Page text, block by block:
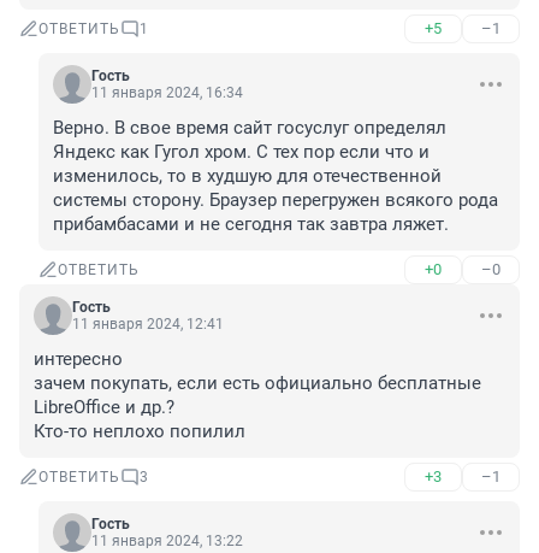
ОТВЕТИТЬ 1 +5 –1
Гость
11 января 2024, 16:34
Верно. В свое время сайт госуслуг определял
Яндекс как Гугол хром. С тех пор если что и
изменилось, то в худшую для отечественной
системы сторону. Браузер перегружен всякого рода
прибамбасами и не сегодня так завтра ляжет.
ОТВЕТИТЬ +0 –0
Гость
11 января 2024, 12:41
интересно
зачем покупать, если есть официально бесплатные
LibreOffice и др.?
Кто-то неплохо попилил
ОТВЕТИТЬ 3 +3 –1
Гость
11 января 2024, 13:22